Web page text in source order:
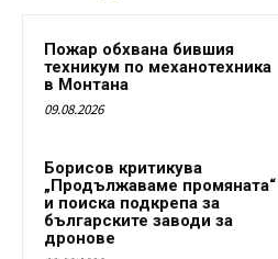
Пожар обхвана бившия
техникум по механотехника
в Монтана
09.08.2026
Борисов критикува
„Продължаваме промяната“
и поиска подкрепа за
българските заводи за
дронове